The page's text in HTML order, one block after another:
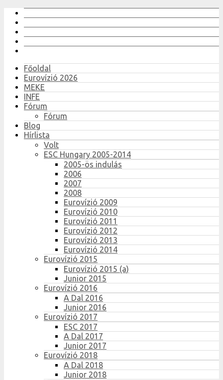
Főoldal
Eurovízió 2026
MEKE
INFE
Fórum
Fórum
Blog
Hírlista
Volt
ESC Hungary 2005-2014
2005-ös indulás
2006
2007
2008
Eurovízió 2009
Eurovízió 2010
Eurovízió 2011
Eurovízió 2012
Eurovízió 2013
Eurovízió 2014
Eurovízió 2015
Eurovízió 2015 (a)
Junior 2015
Eurovízió 2016
A Dal 2016
Junior 2016
Eurovízió 2017
ESC 2017
A Dal 2017
Junior 2017
Eurovízió 2018
A Dal 2018
Junior 2018